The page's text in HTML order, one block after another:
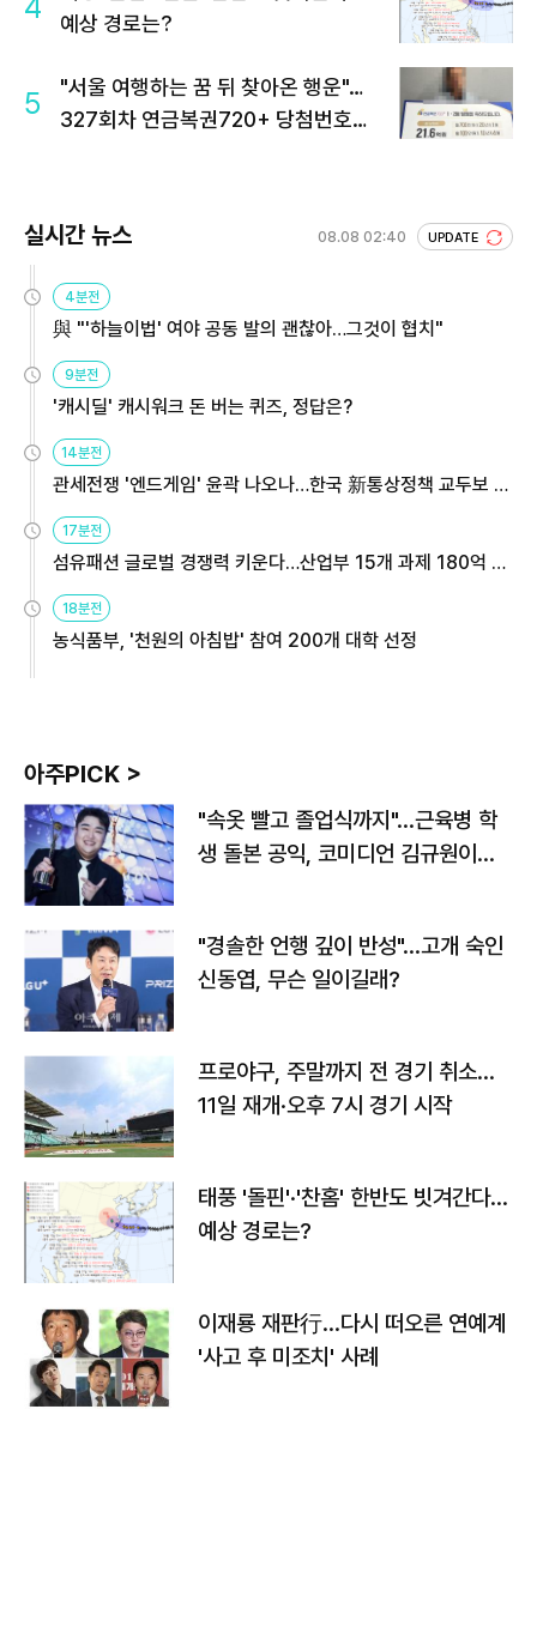
예상 경로는?
5
"서울 여행하는 꿈 뒤 찾아온 행운"…
327회차 연금복권720+ 당첨번호조
실시간 뉴스 08.08 02:40 UPDATE
4분전
與 "'하늘이법' 여야 공동 발의 괜찮아…그것이 협치"
9분전
'캐시딜' 캐시워크 돈 버는 퀴즈, 정답은?
14분전
관세전쟁 '엔드게임' 윤곽 나오나…한국 新통상정책 교두보 활
용해야
17분전
섬유패션 글로벌 경쟁력 키운다…산업부 15개 과제 180억 지
원
18분전
농식품부, '천원의 아침밥' 참여 200개 대학 선정
아주PICK >
"속옷 빨고 졸업식까지"…근육병 학
생 돌본 공익, 코미디언 김규원이었
"경솔한 언행 깊이 반성"…고개 숙인
신동엽, 무슨 일이길래?
프로야구, 주말까지 전 경기 취소…
11일 재개·오후 7시 경기 시작
태풍 '돌핀'·'찬홈' 한반도 빗겨간다…
예상 경로는?
이재룡 재판行…다시 떠오른 연예계
'사고 후 미조치' 사례